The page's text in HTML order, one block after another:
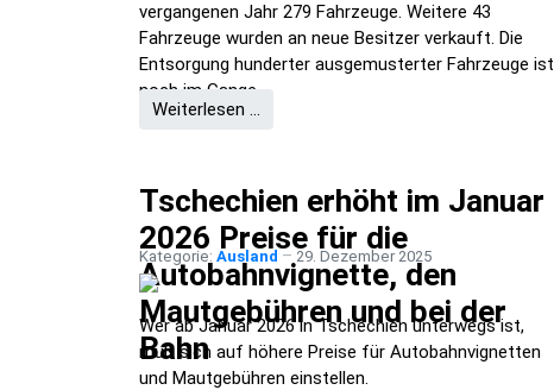
vergangenen Jahr 279 Fahrzeuge. Weitere 43
Fahrzeuge wurden an neue Besitzer verkauft. Die
Entsorgung hunderter ausgemusterter Fahrzeuge ist
noch im Gange.
Weiterlesen …
Tschechien erhöht im Januar
2026 Preise für die
Autobahnvignette, den
Mautgebühren und bei der
Bahn
Kategorie: Ausland 29. Dezember 2025
Wer ab Januar 2026 in Tschechien unterwegs ist,
muß sich auf höhere Preise für Autobahnvignetten
und Mautgebühren einstellen.